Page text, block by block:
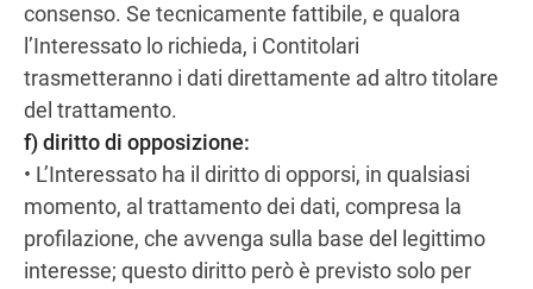
consenso. Se tecnicamente fattibile, e qualora
l’Interessato lo richieda, i Contitolari
trasmetteranno i dati direttamente ad altro titolare
del trattamento.
f) diritto di opposizione:
• L’Interessato ha il diritto di opporsi, in qualsiasi
momento, al trattamento dei dati, compresa la
profilazione, che avvenga sulla base del legittimo
interesse; questo diritto però è previsto solo per